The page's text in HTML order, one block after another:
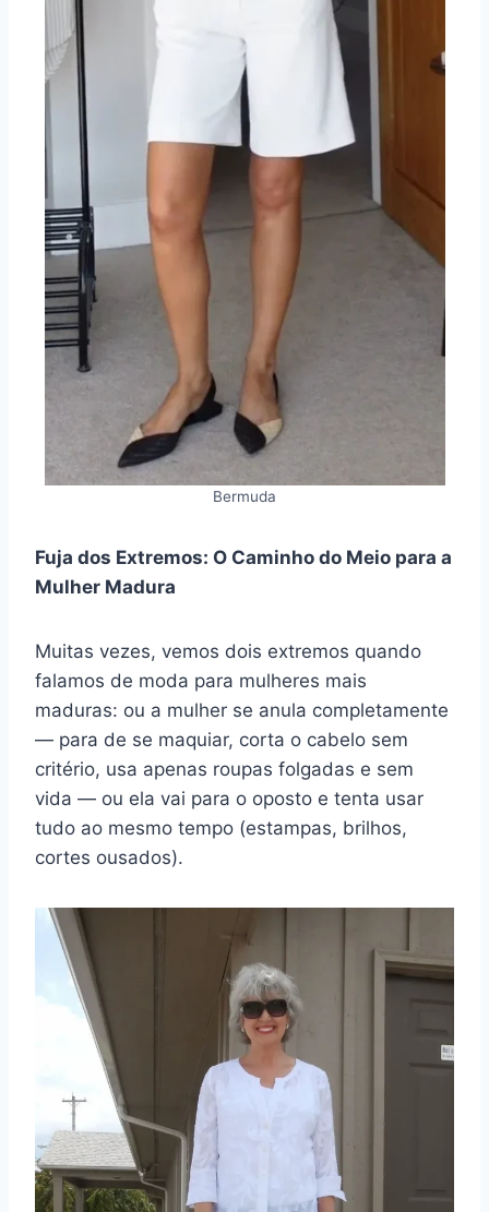
Bermuda
Fuja dos Extremos: O Caminho do Meio para a
Mulher Madura
Muitas vezes, vemos dois extremos quando
falamos de moda para mulheres mais
maduras: ou a mulher se anula completamente
— para de se maquiar, corta o cabelo sem
critério, usa apenas roupas folgadas e sem
vida — ou ela vai para o oposto e tenta usar
tudo ao mesmo tempo (estampas, brilhos,
cortes ousados).